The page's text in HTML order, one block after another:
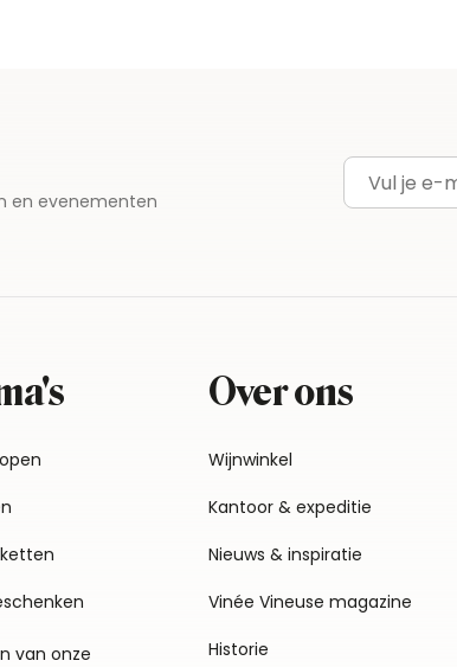
en evenementen E-mailadres
van onze
Over ons
Wijnwinkel
Kantoor & expeditie
Nieuws & inspiratie
Vinée Vineuse magazine
Historie